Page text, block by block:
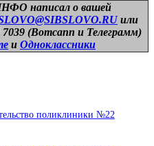
написал о вашей
или
7039 (Вотсапп и Телеграмм)
и Одноклассники
поликлиники №22